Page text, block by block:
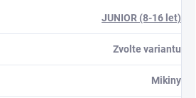
JUNIOR (8-16 let)
Zvolte variantu
Mikiny